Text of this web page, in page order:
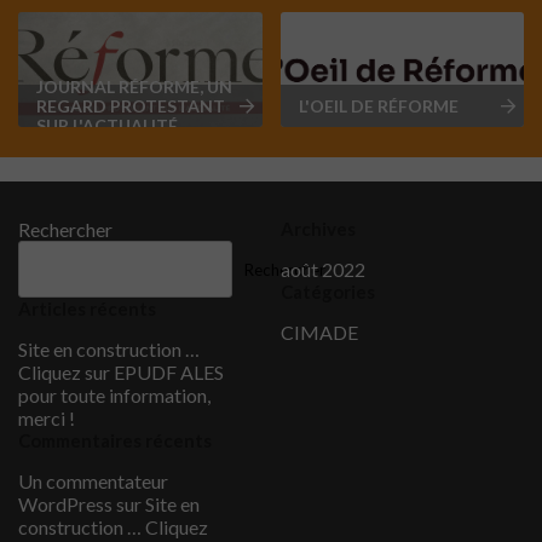
JOURNAL RÉFORME, UN
REGARD PROTESTANT
SUR L'ACTUALITÉ
L'OEIL DE RÉFORME
Rechercher
Rechercher
Site en construction …
Cliquez sur EPUDF ALES
pour toute information,
merci !
Un commentateur
WordPress surSite en
construction … Cliquez
août 2022
CIMADE